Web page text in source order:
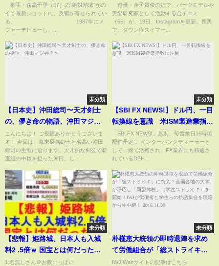
ーでカッコイイです」「若返り
すぎです」(ABEMA TIMES)
歌手・森高千里（57）の“絶対領域”がの
ぞく最新ショットに、反響が寄せられてい
る。 1987年にメ
ジャーデビューし、...
界へ挑戦「家族みんなで応援し
ています」(ABEMA TIMES)
俳優・金子貴俊の姉で、パーツモデルや
美容研究家として活動する金子エミ
（55）が、19日、Instagramを更新。長男
で、ダウン症スイマー...
未分類
【日本史】沖田総司〜天才剣士
の、儚き命の物語、沖田マジ
神？〜
こんにちは！ ご視聴ありがとうございま
す！ 今回は、幕末最強剣士と名高い沖田
総司の生涯に迫ります。天才的な剣技で新
選組の中核を担った沖田。し...
未分類
【SBI FX NEWS!】ドル円、一目
転換線を意識 米ISM製造業指数
に注目
「SBI FX NEWS!」原則、毎営業日16時頃
配信予定！ インターバンクディーラーと
して一線で活躍され、FX業界にも精通さ
れているDZH...
未分類
【悲報】姫路城、日本人も入城
料2 .5倍ｗ 国宝とは何だったの
か【2chまとめ】【2chスレ】
1:名無しさん＠お腹いっぱい
未分類
朴槿恵大統領の即時退陣を求め
て労働組合が「総ストライキ」
に突入！全国各地の大学が呼応
IWJ Webサイトの記事はこちら